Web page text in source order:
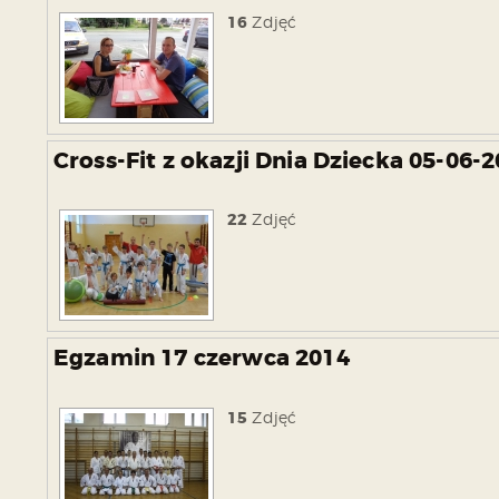
16 Zdjęć
Cross-Fit z okazji Dnia Dziecka 05-06-
22 Zdjęć
Egzamin 17 czerwca 2014
15 Zdjęć